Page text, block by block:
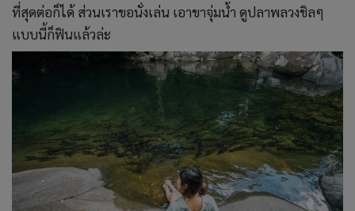
ที่สุดต่อก็ได้ ส่วนเราขอนั่งเล่น เอาขาจุ่มน้ำ ดูปลาพลวงชิลๆ
แบบนี้ก็ฟินแล้วล่ะ